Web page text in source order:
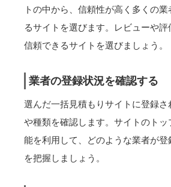
トの中から、信頼性が高く多くの
るサイトを選びます。レビューや評
信頼できるサイトを選びましょう。
業者の登録状況を確認する
選んだ一括見積もりサイトに登録さ
や種類を確認します。サイトのト
能を利用して、どのような業者が
を把握しましょう。